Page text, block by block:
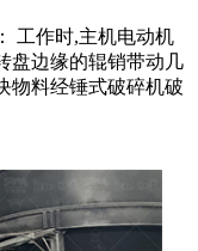
工作时,主机电动机
盘边缘的辊销带动几
物料经锤式破碎机破